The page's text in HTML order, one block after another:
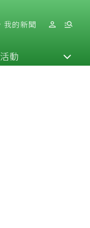
我的新聞
活動